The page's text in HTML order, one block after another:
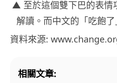
▲ 至於這個雙下巴的表情
解讀。而中文的「吃飽
資料來源:
相關文章: